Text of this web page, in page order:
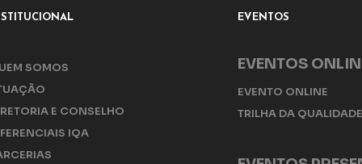
SOMOS
E CONSELHO
IQA
EVENTOS
EVENTOS
EVENTO ONLINE
TRILHA DA QUALIDADE